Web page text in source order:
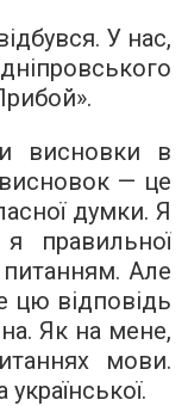
У нас,
висновки в
висновок — це
думки. Я
правильної
питанням. Але
цю відповідь
Як на мене,
мови.